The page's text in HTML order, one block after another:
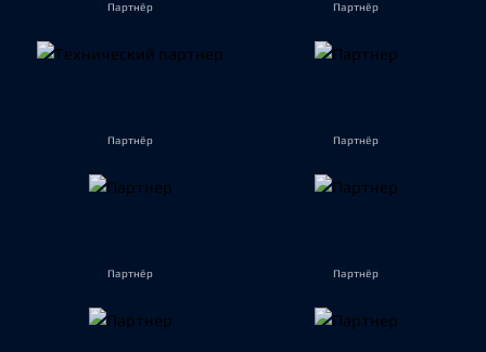
Партнёр Партнёр
Партнёр Партнёр
Партнёр Партнёр